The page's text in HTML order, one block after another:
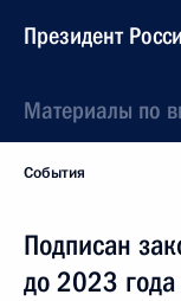
Президент
Материалы по
События
Подписан
до 2023 года